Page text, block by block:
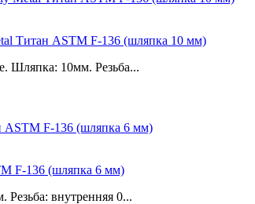
Титан ASTM F-136 (шляпка 10 мм)
Шляпка: 10мм. Резьба...
F-136 (шляпка 6 мм)
внутренняя 0...